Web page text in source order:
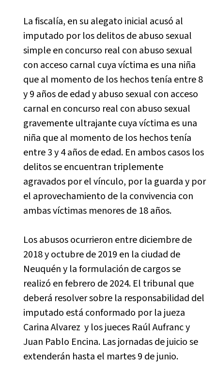
La fiscalía, en su alegato inicial acusó al
imputado por los delitos de abuso sexual
simple en concurso real con abuso sexual
con acceso carnal cuya víctima es una niña
que al momento de los hechos tenía entre 8
y 9 años de edad y abuso sexual con acceso
carnal en concurso real con abuso sexual
gravemente ultrajante cuya víctima es una
niña que al momento de los hechos tenía
entre 3 y 4 años de edad. En ambos casos los
delitos se encuentran triplemente
agravados por el vínculo, por la guarda y por
el aprovechamiento de la convivencia con
ambas víctimas menores de 18 años.
Los abusos ocurrieron entre diciembre de
2018 y octubre de 2019 en la ciudad de
Neuquén y la formulación de cargos se
realizó en febrero de 2024. El tribunal que
deberá resolver sobre la responsabilidad del
imputado está conformado por la jueza
Carina Alvarez y los jueces Raúl Aufranc y
Juan Pablo Encina. Las jornadas de juicio se
extenderán hasta el martes 9 de junio.